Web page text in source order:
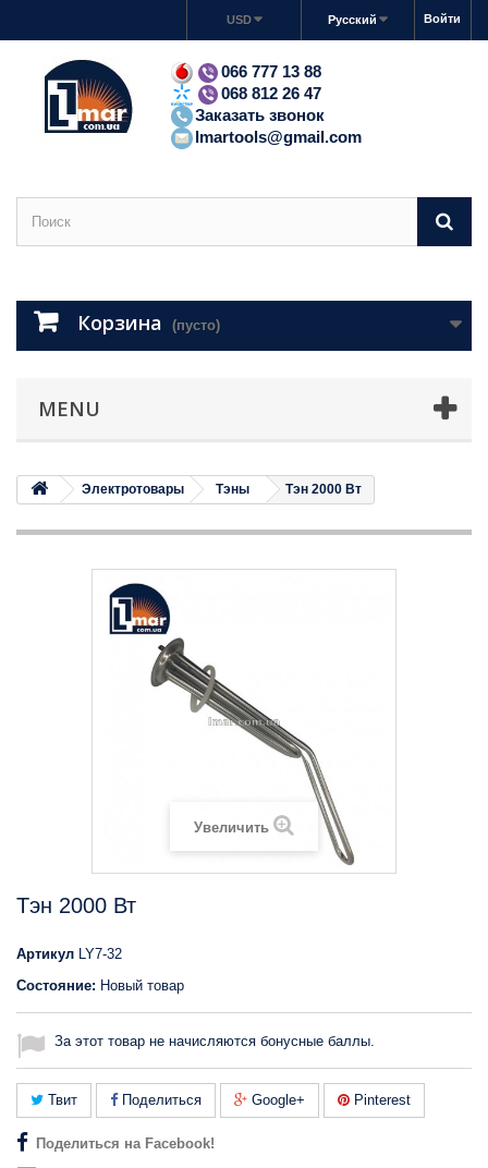
Войти
Русский
USD
066 777 13 88
068 812 26 47
Заказать звонок
lmartools@gmail.com
Корзина (пусто)
MENU
Электротовары Тэны Тэн 2000 Вт
Увеличить
Тэн 2000 Вт
Артикул LY7-32
Состояние: Новый товар
За этот товар не начисляются бонусные баллы.
Твит Поделиться Google+ Pinterest
Поделиться на Facebook!